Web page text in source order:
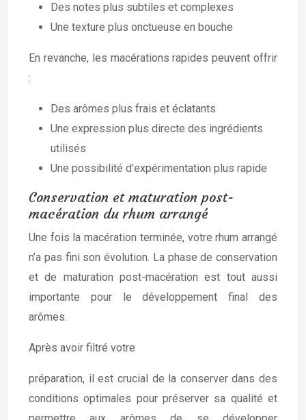
Des notes plus subtiles et complexes
Une texture plus onctueuse en bouche
En revanche, les macérations rapides peuvent offrir
:
Des arômes plus frais et éclatants
Une expression plus directe des ingrédients
utilisés
Une possibilité d’expérimentation plus rapide
Conservation et maturation post-
macération du rhum arrangé
Une fois la macération terminée, votre rhum arrangé
n’a pas fini son évolution. La phase de conservation
et de maturation post-macération est tout aussi
importante pour le développement final des
arômes.
Après avoir filtré votre
préparation, il est crucial de la conserver dans des
conditions optimales pour préserver sa qualité et